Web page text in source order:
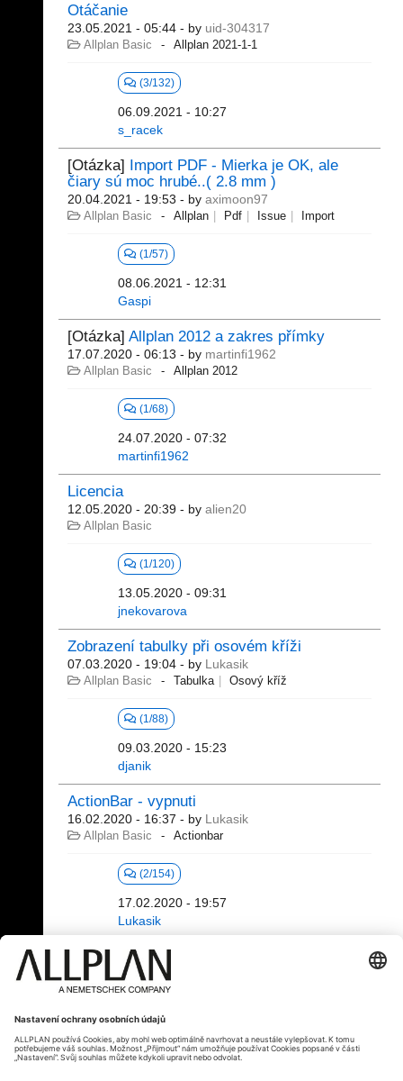
Otáčanie
23.05.2021 - 05:44 - by uid-304317
Allplan Basic Allplan 2021-1-1
(3/132)
06.09.2021 - 10:27
s_racek
[Otázka] Import PDF - Mierka je OK, ale
čiary sú moc hrubé..( 2.8 mm )
20.04.2021 - 19:53 - by aximoon97
Allplan Basic Allplan Pdf Issue Import
(1/57)
08.06.2021 - 12:31
Gaspi
[Otázka] Allplan 2012 a zakres přímky
17.07.2020 - 06:13 - by martinfi1962
Allplan Basic Allplan 2012
(1/68)
24.07.2020 - 07:32
martinfi1962
Licencia
12.05.2020 - 20:39 - by alien20
Allplan Basic
(1/120)
13.05.2020 - 09:31
jnekovarova
Zobrazení tabulky při osovém kříži
07.03.2020 - 19:04 - by Lukasik
Allplan Basic Tabulka Osový kříž
(1/88)
09.03.2020 - 15:23
djanik
ActionBar - vypnuti
16.02.2020 - 16:37 - by Lukasik
Allplan Basic Actionbar
(2/154)
17.02.2020 - 19:57
Lukasik
1 - 20 (80)